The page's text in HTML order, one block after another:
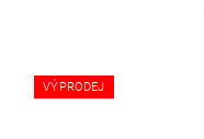
VÝPRODEJ